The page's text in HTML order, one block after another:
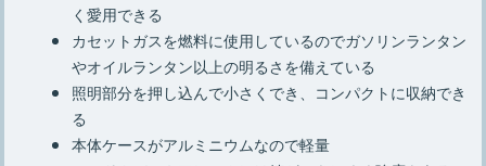
く愛用できる
カセットガスを燃料に使用しているのでガソリンランタン
やオイルランタン以上の明るさを備えている
照明部分を押し込んで小さくでき、コンパクトに収納でき
る
本体ケースがアルミニウムなので軽量